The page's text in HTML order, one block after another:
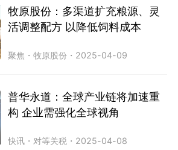
牧原股份：多渠道扩充粮源、灵
活调整配方 以降低饲料成本
聚焦 ・牧原股份 ・ 2025-04-09
普华永道：全球产业链将加速重
构 企业需强化全球视角
快讯 ・ 对等关税 ・ 2025-04-08